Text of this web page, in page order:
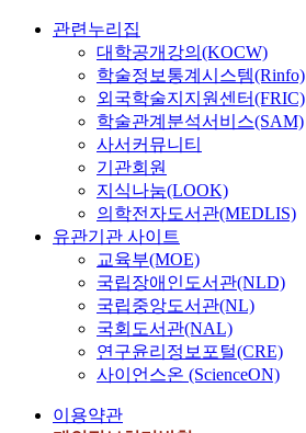
관련누리집
대학공개강의(KOCW)
학술정보통계시스템(Rinfo)
외국학술지지원센터(FRIC)
학술관계분석서비스(SAM)
사서커뮤니티
기관회원
지식나눔(LOOK)
의학전자도서관(MEDLIS)
유관기관 사이트
교육부(MOE)
국립장애인도서관(NLD)
국립중앙도서관(NL)
국회도서관(NAL)
연구윤리정보포털(CRE)
사이언스온 (ScienceON)
이용약관